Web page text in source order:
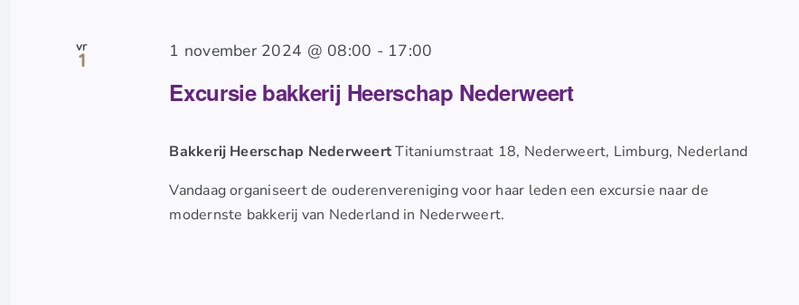
vr
1
Excursie bakkerij Heerschap Nederweert
1 november 2024 @ 08:00 - 17:00
Bakkerij Heerschap NederweertTitaniumstraat 18, Nederweert, Limburg, Nederland
Vandaag organiseert de ouderenvereniging voor haar leden een excursie naar de
modernste bakkerij van Nederland in Nederweert.